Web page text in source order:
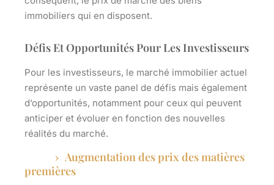
immobiliers qui en disposent.
Défis Et Opportunités Pour Les Investisseurs
Pour les investisseurs, le marché immobilier actuel
représente un vaste panel de défis mais également
d’opportunités, notamment pour ceux qui peuvent
anticiper et évoluer en fonction des nouvelles
réalités du marché.
Augmentation des prix des matières
premières